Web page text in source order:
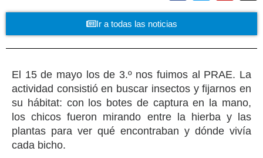
Ir a todas las noticias
El 15 de mayo los de 3.º nos fuimos al PRAE. La
actividad consistió en buscar insectos y fijarnos en
su hábitat: con los botes de captura en la mano,
los chicos fueron mirando entre la hierba y las
plantas para ver qué encontraban y dónde vivía
cada bicho.